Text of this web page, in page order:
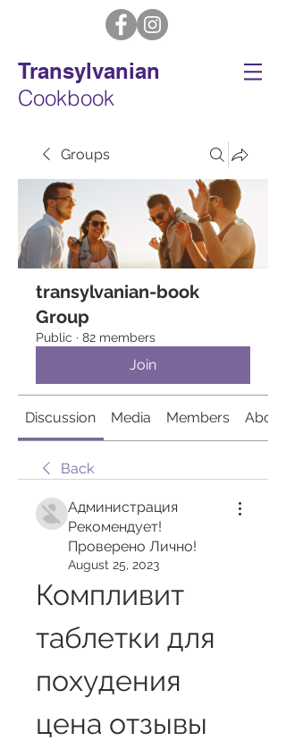
Transylvanian
Cookbook
Groups
transylvanian-book
Group
Public · 82 members
Join
Discussion Media Members About
Back
Администрация
Рекомендует!
Проверено Лично!
August 25, 2023
Компливит
таблетки для
похудения
цена отзывы